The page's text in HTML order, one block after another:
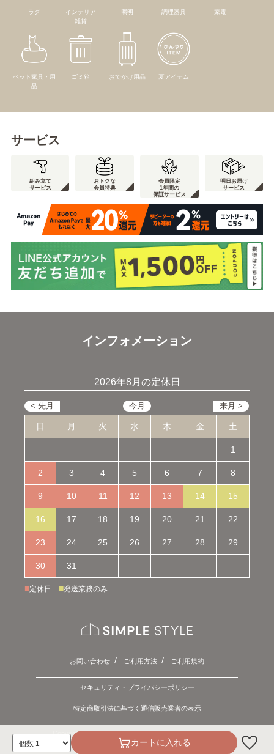
カートに入れる
ラグ
インテリア
雑貨
照明 調理器具 家電
ペット家具・用
品
ゴミ箱 おでかけ用品 夏アイテム
サービス
組み立て
サービス
おトクな
会員特典
会員限定
1年間の
保証サービス
明日お届け
サービス
インフォメーション
2026年8月の定休日
日 月 火 水 木 金 土
1
2 3 4 5 6 7 8
9 10 11 12 13 14 15
16 17 18 19 20 21 22
23 24 25 26 27 28 29
30 31
■定休日 ■発送業務のみ
お問い合わせ ご利用方法 ご利用規約
セキュリティ・プライバシーポリシー
特定商取引法に基づく通信販売業者の表示
Copyright © 2026 SIMPLE STYLE. ALL Rights Reserved.